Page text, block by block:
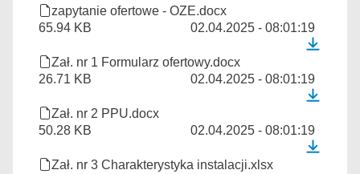
zapytanie ofertowe - OZE.docx
65.94 KB
02.04.2025 - 08:01:19
Zał. nr 1 Formularz ofertowy.docx
26.71 KB
02.04.2025 - 08:01:19
Zał. nr 2 PPU.docx
50.28 KB
02.04.2025 - 08:01:19
Zał. nr 3 Charakterystyka instalacji.xlsx